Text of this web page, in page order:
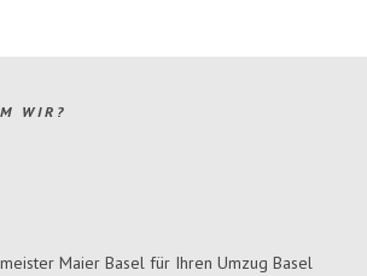
WIR?
Maier Basel für Ihren Umzug Basel